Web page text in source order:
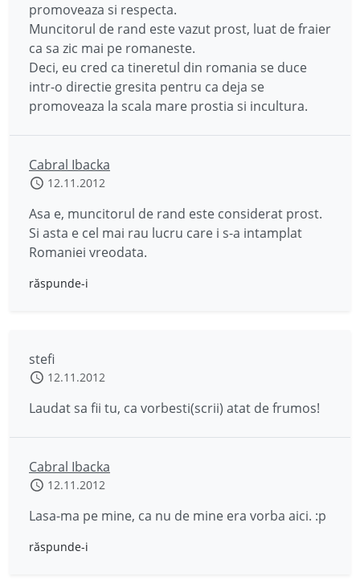
promoveaza si respecta.
Muncitorul de rand este vazut prost, luat de fraier
ca sa zic mai pe romaneste.
Deci, eu cred ca tineretul din romania se duce
intr-o directie gresita pentru ca deja se
promoveaza la scala mare prostia si incultura.
Cabral Ibacka
12.11.2012
Asa e, muncitorul de rand este considerat prost.
Si asta e cel mai rau lucru care i s-a intamplat
Romaniei vreodata.
răspunde-i
stefi
12.11.2012
Laudat sa fii tu, ca vorbesti(scrii) atat de frumos!
Cabral Ibacka
12.11.2012
Lasa-ma pe mine, ca nu de mine era vorba aici. :p
răspunde-i